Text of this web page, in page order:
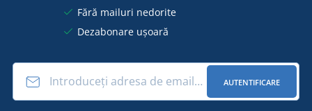
Fără mailuri nedorite
Dezabonare ușoară
AUTENTIFICARE